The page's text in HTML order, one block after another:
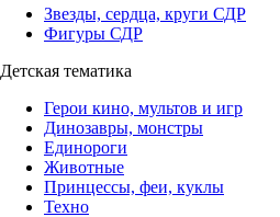
Звезды, сердца, круги СДР
Фигуры СДР
Детская тематика
Герои кино, мультов и игр
Динозавры, монстры
Единороги
Животные
Принцессы, феи, куклы
Техно